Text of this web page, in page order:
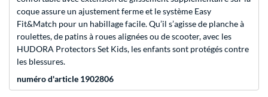
coque assure un ajustement ferme et le système Easy
Fit&Match pour un habillage facile. Qu’il s’agisse de planche à
roulettes, de patins à roues alignées ou de scooter, avec les
HUDORA Protectors Set Kids, les enfants sont protégés contre
les blessures.
numéro d'article 1902806